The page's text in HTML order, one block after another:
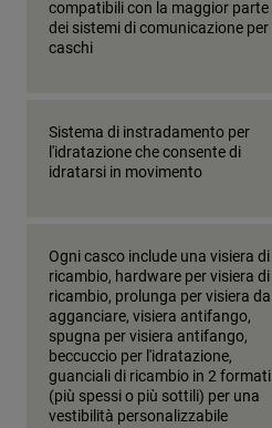
compatibili con la maggior parte
dei sistemi di comunicazione per
caschi
Sistema di instradamento per
l'idratazione che consente di
idratarsi in movimento
Ogni casco include una visiera di
ricambio, hardware per visiera di
ricambio, prolunga per visiera da
agganciare, visiera antifango,
spugna per visiera antifango,
beccuccio per l'idratazione,
guanciali di ricambio in 2 formati
(più spessi o più sottili) per una
vestibilità personalizzabile